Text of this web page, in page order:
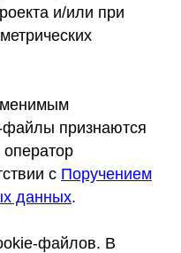
и/или при
файлы признаются
с Поручением
данных.
файлов. В